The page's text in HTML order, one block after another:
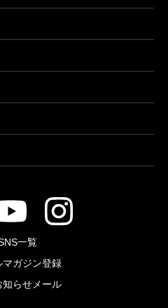
一覧
マガジン登録
知らせメール